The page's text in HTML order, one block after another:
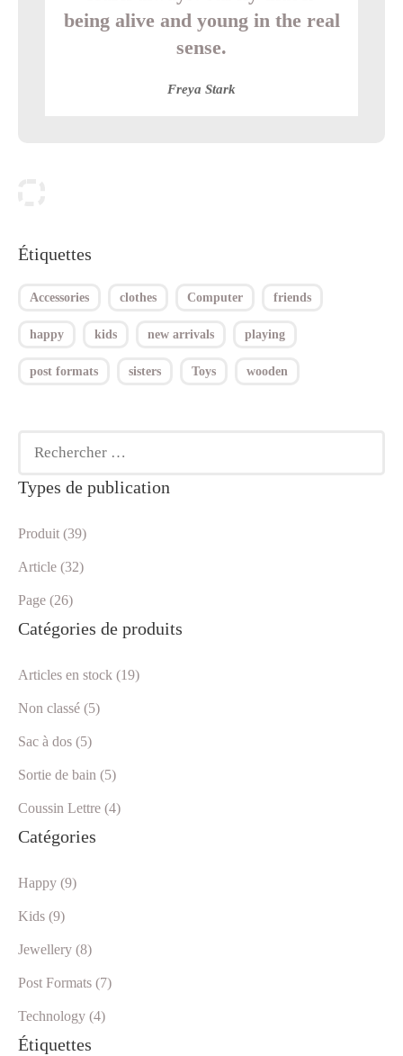
being alive and young in the real
sense.
Freya Stark
Étiquettes
Accessories clothes Computer friends
happy kids new arrivals playing
post formats sisters Toys wooden
Types de publication
Produit (39)
Article (32)
Page (26)
Catégories de produits
Articles en stock (19)
Non classé (5)
Sac à dos (5)
Sortie de bain (5)
Coussin Lettre (4)
Catégories
Happy (9)
Kids (9)
Jewellery (8)
Post Formats (7)
Technology (4)
Étiquettes